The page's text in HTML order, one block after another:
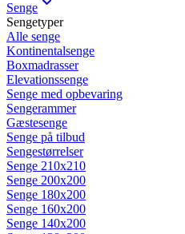
Senge
Sengetyper
Alle senge
Kontinentalsenge
Boxmadrasser
Elevationssenge
Senge med opbevaring
Sengerammer
Gæstesenge
Senge på tilbud
Sengestørrelser
Senge 210x210
Senge 200x200
Senge 180x200
Senge 160x200
Senge 140x200